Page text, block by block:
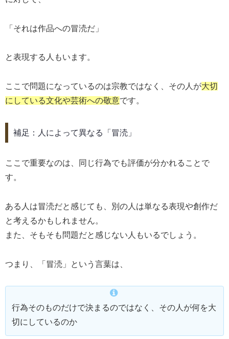
「それは作品への冒涜だ」
と表現する人もいます。
ここで問題になっているのは宗教ではなく、その人が大切
にしている文化や芸術への敬意です。
補足：人によって異なる「冒涜」
ここで重要なのは、同じ行為でも評価が分かれることで
す。
ある人は冒涜だと感じても、別の人は単なる表現や創作だ
と考えるかもしれません。
また、そもそも問題だと感じない人もいるでしょう。
つまり、「冒涜」という言葉は、
行為そのものだけで決まるのではなく、その人が何を大
切にしているのか